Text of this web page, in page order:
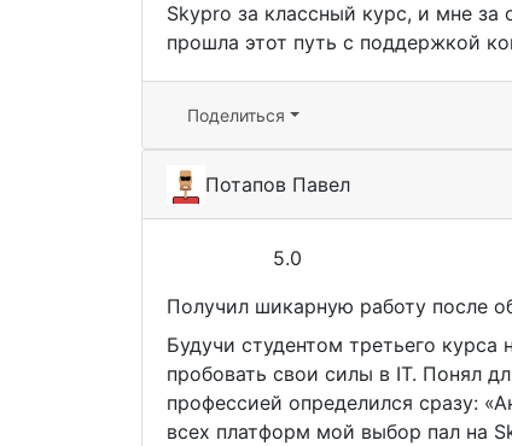
Skypro за классный курс, и мне за
прошла этот путь с поддержкой
Поделиться
Потапов Павел
5.0
Получил шикарную работу после
Будучи студентом третьего курса
пробовать свои силы в IT. Понял
профессией определился сразу:
всех платформ мой выбор пал на